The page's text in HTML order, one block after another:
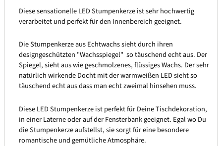
Diese sensationelle LED Stumpenkerze ist sehr hochwertig
verarbeitet und perfekt für den Innenbereich geeignet.
Die Stumpenkerze aus Echtwachs sieht durch ihren
designgeschützten "Wachsspiegel" so täuschend echt aus. Der
Spiegel, sieht aus wie geschmolzenes, flüssiges Wachs. Der sehr
natürlich wirkende Docht mit der warmweißen LED sieht so
täuschend echt aus dass man echt zweimal hinsehen muss.
Diese LED Stumpenkerze ist perfekt für Deine Tischdekoration,
in einer Laterne oder auf der Fensterbank geeignet. Egal wo Du
die Stumpenkerze aufstellst, sie sorgt für eine besondere
romantische und gemütliche Atmosphäre.